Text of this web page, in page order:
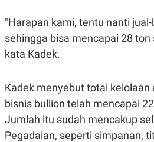
N
V
S
K
O
N
A
R
E
S
"Harapan kami, tentu nanti
sehingga bisa mencapai 28 ton
kata Kadek.
Kadek menyebut total kelolaan
bisnis bullion telah mencapai
Jumlah itu sudah mencakup
Pegadaian, seperti simpanan,